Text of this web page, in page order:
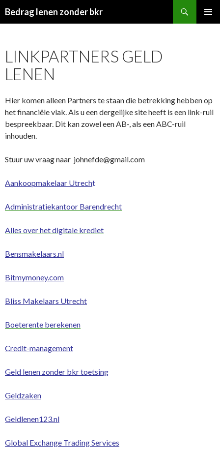
Bedrag lenen zonder bkr
LINKPARTNERS GELD
LENEN
Hier komen alleen Partners te staan die betrekking hebben op
het financiële vlak. Als u een dergelijke site heeft is een link-ruil
bespreekbaar. Dit kan zowel een AB-, als een ABC-ruil
inhouden.
Stuur uw vraag naar johnefde@gmail.com
Aankoopmakelaar Utrecht
Administratiekantoor Barendrecht
Alles over het digitale krediet
Bensmakelaars.nl
Bitmymoney.com
Bliss Makelaars Utrecht
Boeterente berekenen
Credit-management
Geld lenen zonder bkr toetsing
Geldzaken
Geldlenen123.nl
Global Exchange Trading Services